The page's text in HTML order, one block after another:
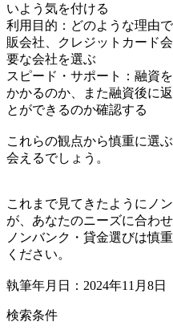
いよう気を付ける
利用目的：どのような理由
販会社、クレジットカード
要な会社を選ぶ
スピード・サポート：融資
かかるのか、また融資後に
とができるのか確認する
これらの観点から慎重に選
会えるでしょう。
これまで見てきたようにノ
が、あなたのニーズに合わ
ノンバンク・貸金選びは慎
ください。
執筆年月日：2024年11月8日
検索条件